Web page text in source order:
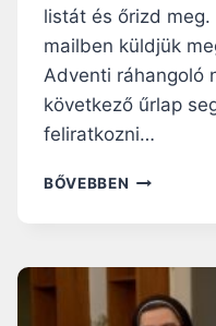
listát és őrizd
mailben küldjük
Adventi ráhangoló
következő űrlap
feliratkozni…
BŐVEBBEN ADVENTI
A
NEKÜNK
TETT